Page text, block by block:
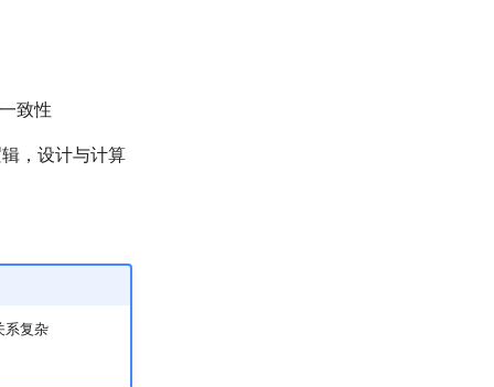
致性
，设计与计算
系复杂